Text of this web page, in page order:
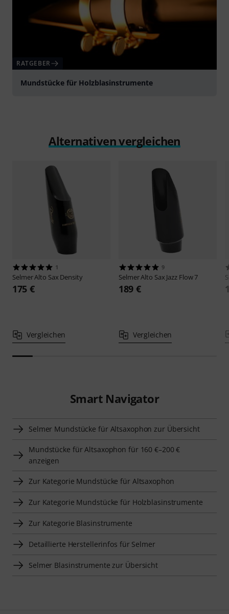
RATGEBER
Mundstücke für Holzblasinstrumente
Alternativen vergleichen
1
SelmerAlto Sax Density
175 €
Vergleichen
9
SelmerAlto Sax Jazz Flow 7
189 €
Vergleichen
Smart Navigator
Selmer Mundstücke für Altsaxophon zur Übersicht
Mundstücke für Altsaxophon für 160 €–200 €
anzeigen
Zur Kategorie Mundstücke für Altsaxophon
Zur Kategorie Mundstücke für Holzblasinstrumente
Zur Kategorie Blasinstrumente
Detaillierte Herstellerinfos für Selmer
Selmer Blasinstrumente zur Übersicht